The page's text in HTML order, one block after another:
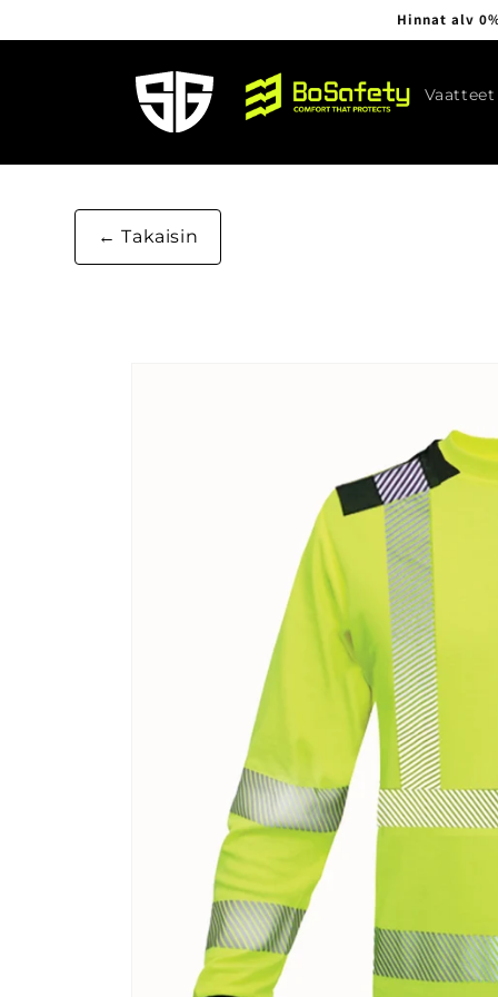
sisältöön
Hinnat alv
Vaatteet
Takaisin